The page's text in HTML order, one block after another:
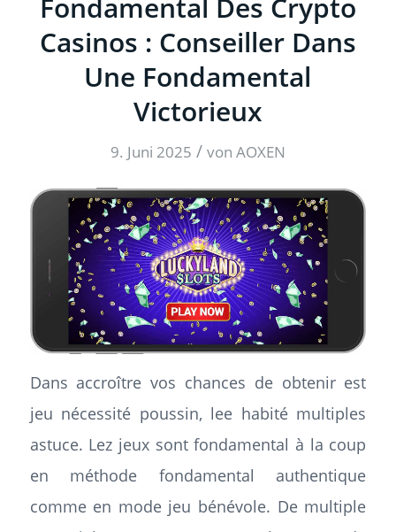
Fondamental Des Crypto
Casinos : Conseiller Dans
Une Fondamental
Victorieux
9. Juni 2025 / von AOXEN
Dans accroître vos chances de obtenir est
jeu nécessité poussin, lee habité multiples
astuce. Lez jeux sont fondamental à la coup
en méthode fondamental authentique
comme en mode jeu bénévole. De multiple